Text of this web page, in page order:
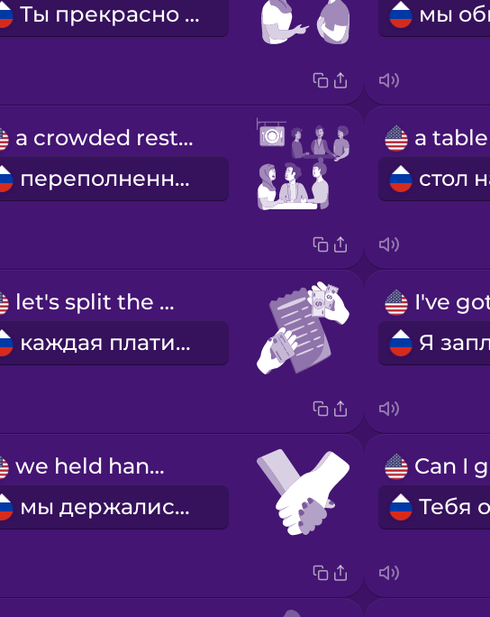
Samoan
Serbian
Tagalog
Thai
Vietnamese
Ты прекрасно выглядишь.
a crowded restaurant
переполненный ресторан
let's split the bill
каждая платит за себя
Я
we held hands
мы держались за руки